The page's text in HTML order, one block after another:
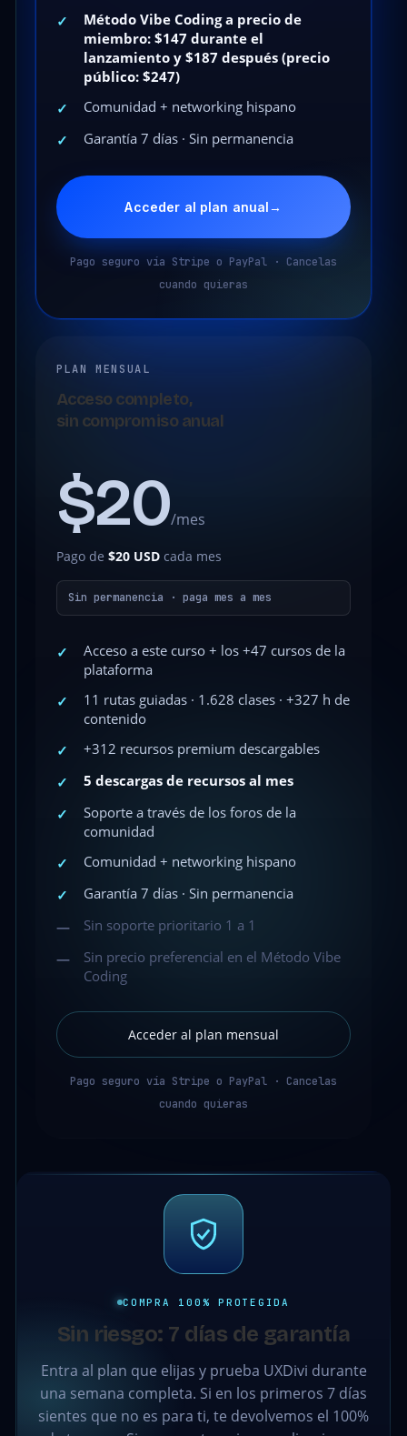
✓
Método Vibe Coding a precio de
miembro: $147 durante el
lanzamiento y $187 después (precio
público: $247)
✓
Comunidad + networking hispano
✓
Garantía 7 días · Sin permanencia
Acceder al plan anual→
Pago seguro vía Stripe o PayPal · Cancelas
cuando quieras
PLAN MENSUAL
Acceso completo,
sin compromiso anual
$20/mes
Pago de $20 USDcada mes
Sin permanencia · paga mes a mes
✓
Acceso a este curso + los +47 cursos de la
plataforma
✓
11 rutas guiadas · 1.628 clases · +327 h de
contenido
✓
+312 recursos premium descargables
✓
5 descargas de recursos al mes
✓
Soporte a través de los foros de la
comunidad
✓
Comunidad + networking hispano
✓
Garantía 7 días · Sin permanencia
—
Sin soporte prioritario 1 a 1
—
Sin precio preferencial en el Método Vibe
Coding
Acceder al plan mensual
Pago seguro vía Stripe o PayPal · Cancelas
cuando quieras
COMPRA 100% PROTEGIDA
Sin riesgo: 7 días de garantía
Entra al plan que elijas y prueba UXDivi durante
una semana completa. Si en los primeros 7 días
sientes que no es para ti, te devolvemos el 100%